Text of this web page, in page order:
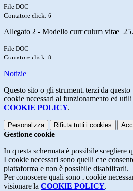
File DOC
Contatore click: 6
Allegato 2 - Modello curriculum
File DOC
Contatore click: 8
Notizie
Questo sito o gli strumenti terzi da
cookie necessari al funzionamento ed
COOKIE POLICY.
Personalizza Rifiuta tutti i cookies
Gestione cookie
In questa schermata è possibile scegliere
I cookie necessari sono quelli che
piattaforma e non è possibile disabilitarli.
Per conoscere quali sono i cookie
visionare la COOKIE POLICY.